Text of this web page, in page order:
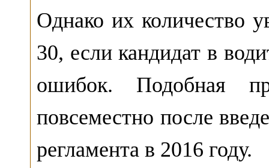
Однако их количество
30, если кандидат в
ошибок. Подобная
повсеместно после
регламента в 2016 году.